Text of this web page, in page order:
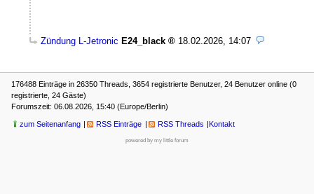
Zündung L-Jetronic E24_black 18.02.2026, 14:07
176488 Einträge in 26350 Threads, 3654 registrierte Benutzer, 24 Benutzer online (0
registrierte, 24 Gäste)
Forumszeit: 06.08.2026, 15:40 (Europe/Berlin)
zum Seitenanfang RSS Einträge RSS Threads Kontakt
powered by my little forum